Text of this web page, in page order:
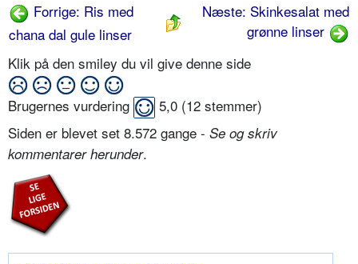
Forrige: Ris med
chana dal gule linser
Næste: Skinkesalat med
grønne linser
Klik på den smiley du vil give denne side
Brugernes vurdering 5,0 (12 stemmer)
Siden er blevet set 8.572 gange - Se og skriv
kommentarer herunder.